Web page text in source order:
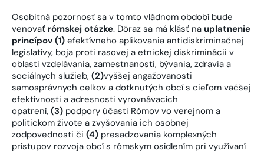
Osobitná pozornosť sa v tomto vládnom období bude
venovať rómskej otázke. Dôraz sa má klásť na uplatnenie
princípov (1) efektívneho aplikovania antidiskriminačnej
legislatívy, boja proti rasovej a etnickej diskriminácii v
oblasti vzdelávania, zamestnanosti, bývania, zdravia a
sociálnych služieb, (2)vyššej angažovanosti
samosprávnych celkov a dotknutých obcí s cieľom väčšej
efektívnosti a adresnosti vyrovnávacích
opatrení, (3) podpory účasti Rómov vo verejnom a
politickom živote a zvyšovania ich osobnej
zodpovednosti či (4) presadzovania komplexných
prístupov rozvoja obcí s rómskym osídlením pri využívaní